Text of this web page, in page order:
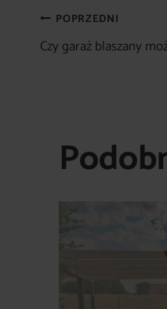
POPRZEDNI
Czy garaż blaszany